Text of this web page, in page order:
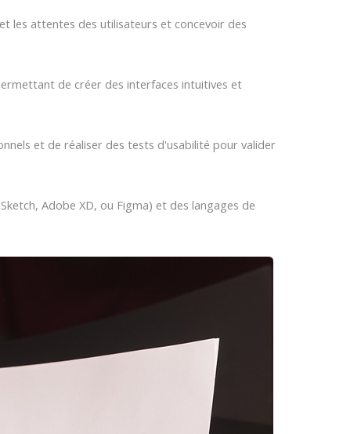
les attentes des utilisateurs et concevoir des
de créer des interfaces intuitives et
et de réaliser des tests d'usabilité pour valider
Adobe XD, ou Figma) et des langages de